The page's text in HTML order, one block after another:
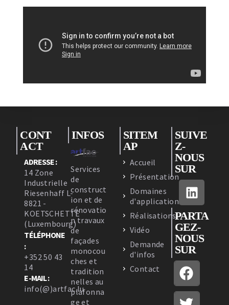
CONT
ACT
ADRESSE :
14 Zone
Industrielle
Riesenhaff L-
8821 -
KOETSCHETTE
(Luxembourg)
TÉLÉPHONE
:
+352 50 43
14
E-MAIL :
info(@)artfac.lu
INFOS
Services
de
construct
ion et de
rénovatio
n travaux
de
façades
monocou
ches et
tradition
nelles au
plafonna
ge et
SITEM
AP
Accueil
Présentation
Domaines
d'applications
Réalisations
Vidéo
Demande
d'infos
Contact
SUIVE
Z-
NOUS
SUR
PARTA
GEZ-
NOUS
SUR